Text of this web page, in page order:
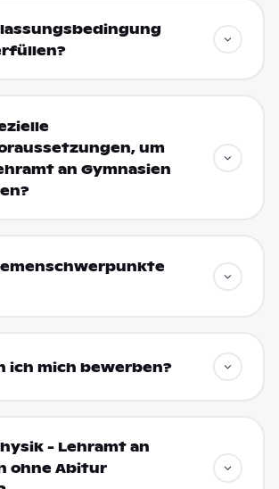
um
an Gymnasien
ich mich bewerben?
- Lehramt an
ohne Abitur